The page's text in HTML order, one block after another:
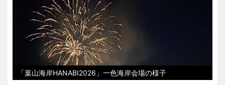
「葉山海岸HANABI2026」一色海岸会場の様子